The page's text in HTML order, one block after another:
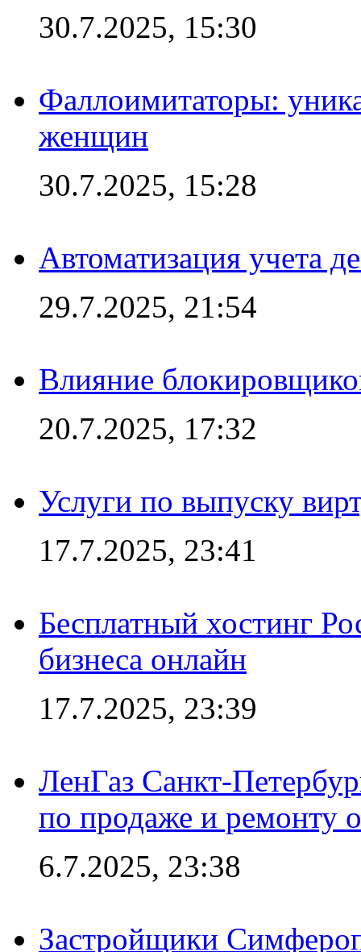
30.7.2025, 15:30
Фаллоимитаторы:
женщин
30.7.2025, 15:28
Автоматизация учета
29.7.2025, 21:54
Влияние
20.7.2025, 17:32
Услуги по выпуску
17.7.2025, 23:41
Бесплатный хостинг
бизнеса онлайн
17.7.2025, 23:39
ЛенГаз Санкт-
по продаже и ремонту
6.7.2025, 23:38
Застройщики